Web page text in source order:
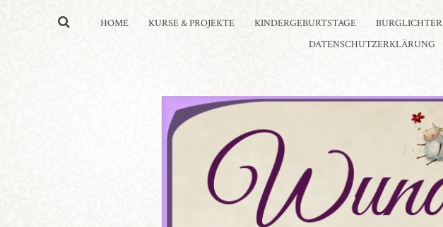
HOME KURSE & PROJEKTE KINDERGEBURTSTAGE BURGLICHTER
DATENSCHUTZERKLÄRUNG